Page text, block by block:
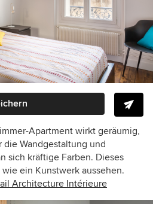
Apartment wirkt geräumig,
die Wandgestaltung und
sich kräftige Farben. Dieses
ein Kunstwerk aussehen.
Architecture Intérieure